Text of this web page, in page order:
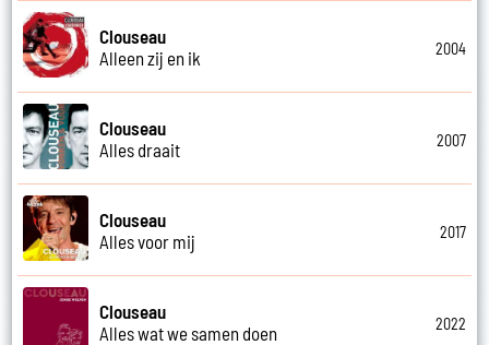
Clouseau
Alleen zij en ik
2004
Clouseau
Alles draait
2007
Clouseau
Alles voor mij
2017
Clouseau
Alles wat we samen doen
2022